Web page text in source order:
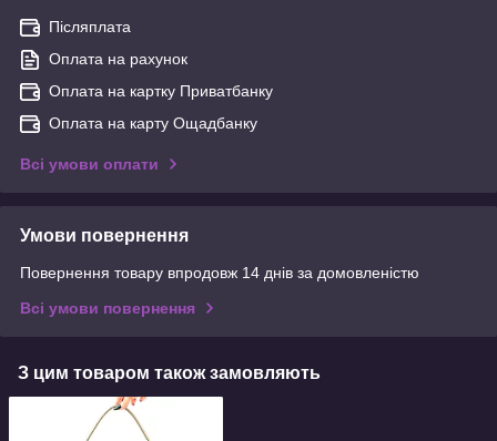
Післяплата
Оплата на рахунок
Оплата на картку Приватбанку
Оплата на карту Ощадбанку
Всі умови оплати
Умови повернення
Повернення товару впродовж 14 днів за домовленістю
Всі умови повернення
З цим товаром також замовляють